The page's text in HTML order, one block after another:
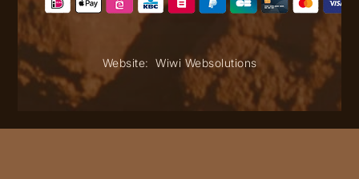
Website: Wiwi Websolutions